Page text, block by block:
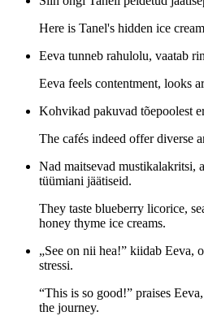
Here is Tanel's hidden ice
Eeva tunneb rahulolu, vaatab
Eeva feels contentment, looks
Kohvikad pakuvad tõepoolest
The cafés indeed offer diverse
Nad maitsevad mustikalakritsi,
tüümiani jäätiseid.
They taste blueberry licorice,
honey thyme ice creams.
„See on nii hea!” kiidab Eeva,
stressi.
“This is so good!” praises
the journey.